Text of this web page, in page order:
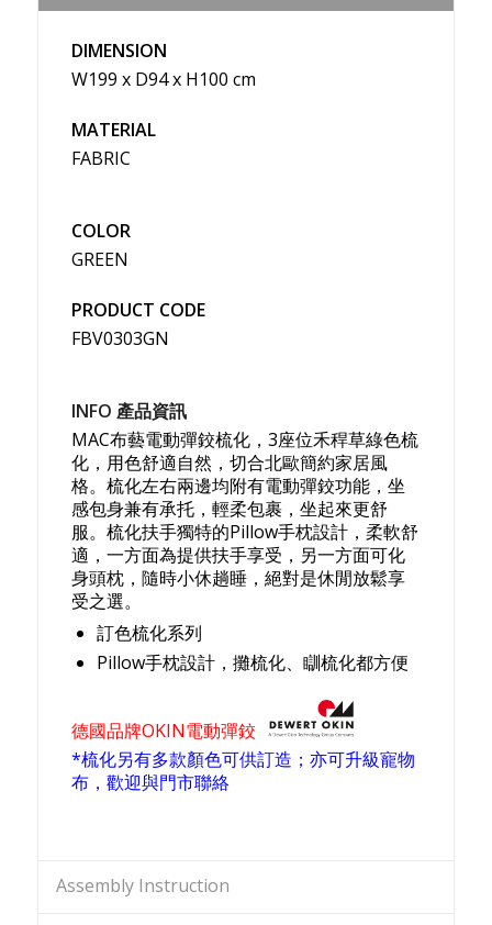
DIMENSION
W199 x D94 x H100 cm
MATERIAL
FABRIC
COLOR
GREEN
PRODUCT CODE
FBV0303GN
INFO 產品資訊
MAC布藝電動彈鉸梳化，3座位禾稈草綠色梳
化，用色舒適自然，切合北歐簡約家居風
格。梳化左右兩邊均附有電動彈鉸功能，坐
感包身兼有承托，輕柔包裹，坐起來更舒
服。梳化扶手獨特的Pillow手枕設計，柔軟舒
適，一方面為提供扶手享受，另一方面可化
身頭枕，隨時小休趟睡，絕對是休閒放鬆享
受之選。
訂色梳化系列
Pillow手枕設計，攤梳化、瞓梳化都方便
德國品牌OKIN電動彈鉸
*梳化另有多款顏色可供訂造；亦可升級寵物
布，歡迎與門市聯絡
Assembly Instruction